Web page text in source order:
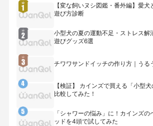
【変な飼いヌシ図鑑・番外編】愛
遊び方診断
小型犬の夏の運動不足・ストレス解
遊びグッズ6選
チワワサンドイッチの作り方｜うる
【検証】 カインズで買える「小型
比較してみた！
「シャワーの悩み」に！カインズ
ッドを4頭で試してみた